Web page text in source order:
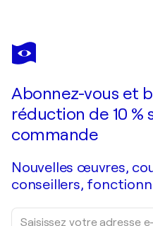
ELENA BARÓN
Silvestre 44
Abonnez-vous et
réduction de 10
commande
Nouvelles œuvres,
conseillers,